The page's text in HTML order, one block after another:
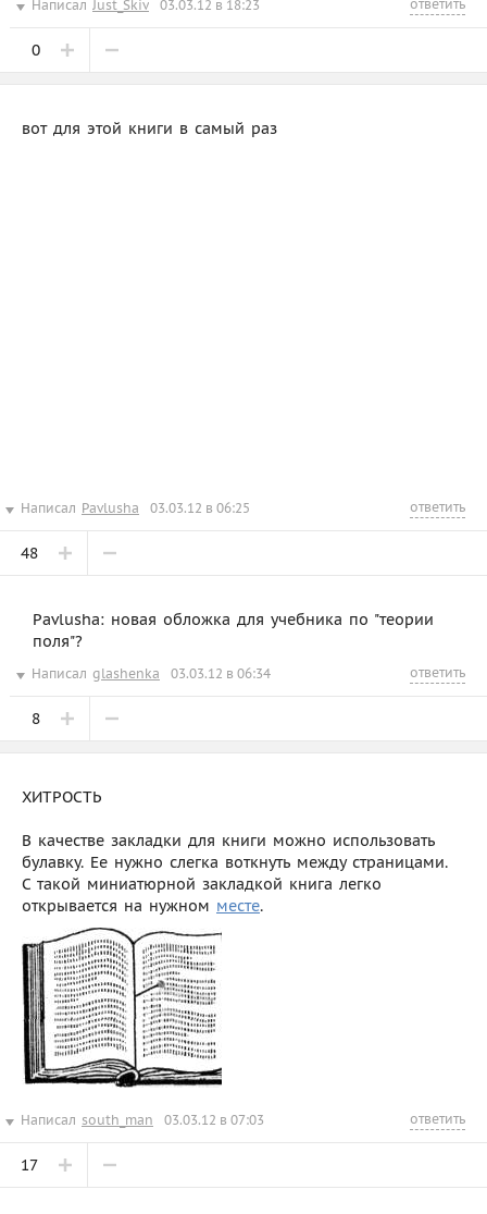
Написал Just_Skiv 03.03.12 в 18:23 ответить
0
вот для этой книги в самый раз
Написал Pavlusha 03.03.12 в 06:25 ответить
48
Pavlusha: новая обложка для учебника по "теории
поля"?
Написал glashenka 03.03.12 в 06:34 ответить
8
ХИТРОСТЬ
В качестве закладки для книги можно использовать
булавку. Ее нужно слегка воткнуть между страницами.
С такой миниатюрной закладкой книга легко
открывается на нужном месте.
Написал south_man 03.03.12 в 07:03 ответить
17